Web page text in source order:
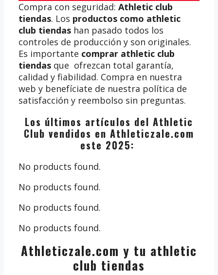
Compra con seguridad: Athletic club
tiendas. Los productos como athletic
club tiendas han pasado todos los
controles de producción y son originales.
Es importante comprar athletic club
tiendas que ofrezcan total garantía,
calidad y fiabilidad. Compra en nuestra
web y benefíciate de nuestra política de
satisfacción y reembolso sin preguntas.
Los últimos artículos del Athletic
Club vendidos en Athleticzale.com
este 2025:
No products found.
No products found.
No products found.
No products found.
Athleticzale.com y tu athletic
club tiendas